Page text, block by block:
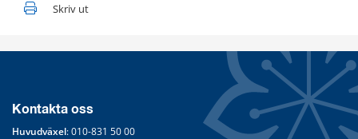
Skriv ut
Kontakta oss
Huvudväxel: 010-831 50 00